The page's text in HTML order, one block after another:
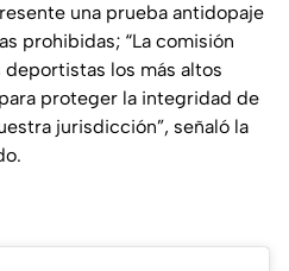
una prueba antidopaje
prohibidas; “La comisión
los más altos
proteger la integridad de
jurisdicción”, señaló la